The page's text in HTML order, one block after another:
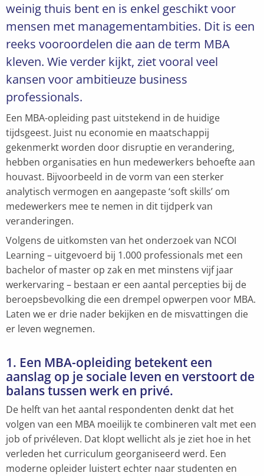
weinig thuis bent en is enkel geschikt voor
mensen met managementambities. Dit is een
reeks vooroordelen die aan de term MBA
kleven. Wie verder kijkt, ziet vooral veel
kansen voor ambitieuze business
professionals.
Een MBA-opleiding past uitstekend in de huidige
tijdsgeest. Juist nu economie en maatschappij
gekenmerkt worden door disruptie en verandering,
hebben organisaties en hun medewerkers behoefte aan
houvast. Bijvoorbeeld in de vorm van een sterker
analytisch vermogen en aangepaste ‘soft skills’ om
medewerkers mee te nemen in dit tijdperk van
veranderingen.
Volgens de uitkomsten van het onderzoek van NCOI
Learning – uitgevoerd bij 1.000 professionals met een
bachelor of master op zak en met minstens vijf jaar
werkervaring – bestaan er een aantal percepties bij de
beroepsbevolking die een drempel opwerpen voor MBA.
Laten we er drie nader bekijken en de misvattingen die
er leven wegnemen.
1. Een MBA-opleiding betekent een
aanslag op je sociale leven en verstoort de
balans tussen werk en privé.
De helft van het aantal respondenten denkt dat het
volgen van een MBA moeilijk te combineren valt met een
job of privéleven. Dat klopt wellicht als je ziet hoe in het
verleden het curriculum georganiseerd werd. Een
moderne opleider luistert echter naar studenten en